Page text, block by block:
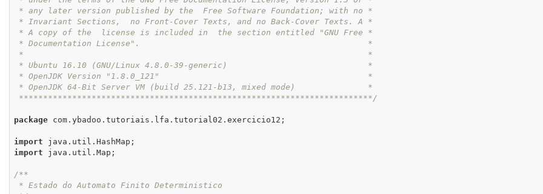
*************************************************************************/
package com.ybadoo.tutoriais.lfa.tutorial02.exercicio12;
import
import java.util.Map;
/**